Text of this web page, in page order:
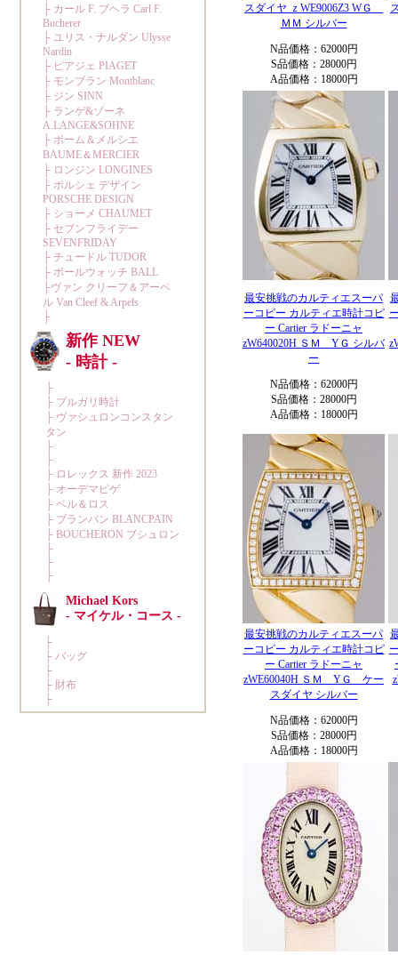
スダイヤ ｚWE9006Z3 WＧ
ＭＭ シルバー
N品価格：62000円
S品価格：28000円
A品価格：18000円
最安挑戦のカルティエスーパ
ーコピー カルティエ時計コピ
ー Cartier ラドーニャ
zW640020H ＳＭ YＧ シルバ
ー
N品価格：62000円
S品価格：28000円
A品価格：18000円
最安挑戦のカルティエスーパ
ーコピー カルティエ時計コピ
ー Cartier ラドーニャ
zWE60040H ＳＭ YＧ ケー
スダイヤ シルバー
N品価格：62000円
S品価格：28000円
A品価格：18000円